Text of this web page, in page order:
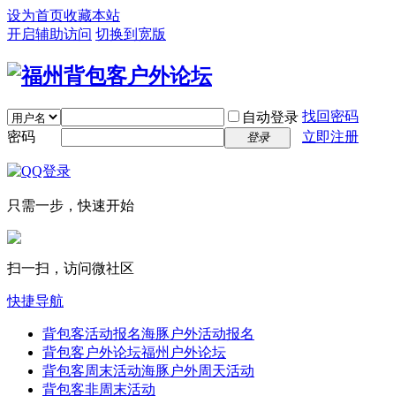
设为首页收藏本站
开启辅助访问 切换到宽版
自动登录 找回密码
密码
登录 立即注册
只需一步，快速开始
扫一扫，访问微社区
快捷导航
背包客活动报名海豚户外活动报名
背包客户外论坛福州户外论坛
背包客周末活动海豚户外周天活动
背包客非周末活动